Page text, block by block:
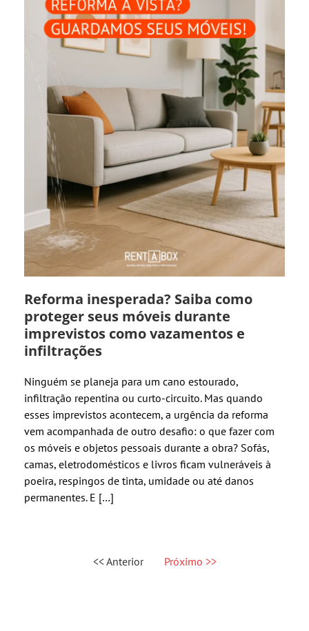
Reforma inesperada? Saiba como
proteger seus móveis durante
imprevistos como vazamentos e
infiltrações
Ninguém se planeja para um cano estourado,
infiltração repentina ou curto-circuito. Mas quando
esses imprevistos acontecem, a urgência da reforma
vem acompanhada de outro desafio: o que fazer com
os móveis e objetos pessoais durante a obra? Sofás,
camas, eletrodomésticos e livros ficam vulneráveis à
poeira, respingos de tinta, umidade ou até danos
permanentes. E […]
<< Anterior Próximo >>